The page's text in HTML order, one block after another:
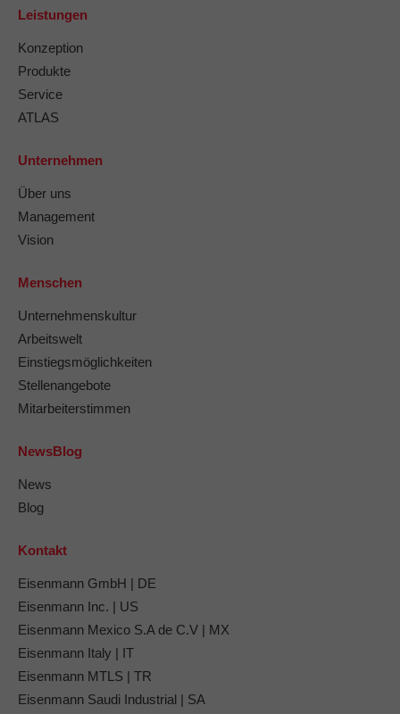
Leistungen
Konzeption
Produkte
Service
ATLAS
Unternehmen
Über uns
Management
Vision
Menschen
Unternehmenskultur
Arbeitswelt
Einstiegsmöglichkeiten
Stellenangebote
Mitarbeiterstimmen
NewsBlog
News
Blog
Kontakt
Eisenmann GmbH | DE
Eisenmann Inc. | US
Eisenmann Mexico S.A de C.V | MX
Eisenmann Italy | IT
Eisenmann MTLS | TR
Eisenmann Saudi Industrial | SA